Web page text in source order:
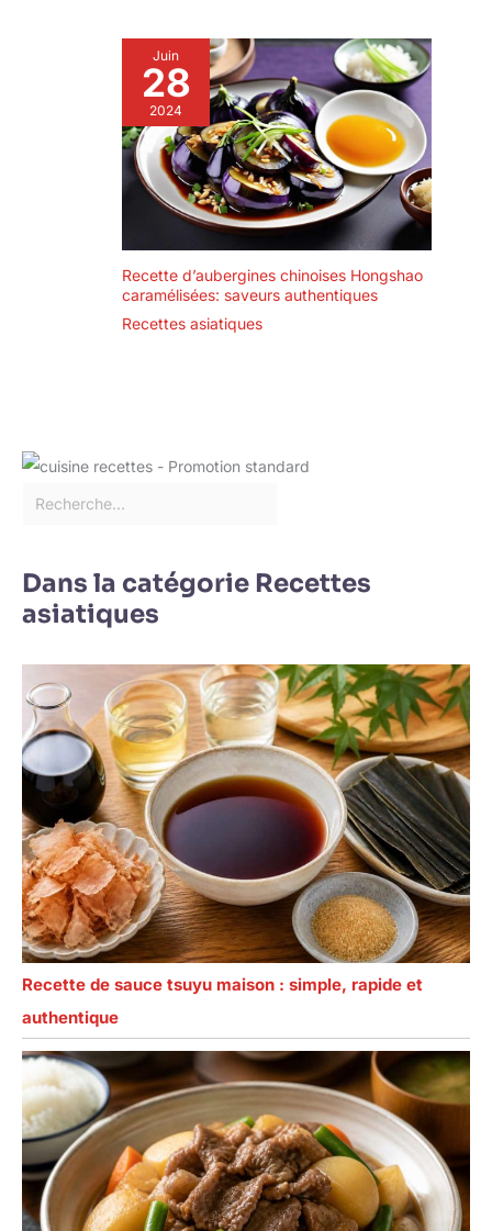
Juin
28
2024
Recette d’aubergines chinoises Hongshao
caramélisées: saveurs authentiques
Recettes asiatiques
Dans la catégorie Recettes
asiatiques
Recette de sauce tsuyu maison : simple, rapide et
authentique